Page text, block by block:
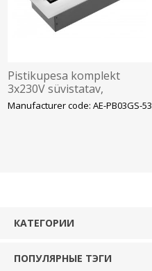
Pistikupesa komplekt
3x230V süvistatav,
222x108x65mm, kroom,
Manufacturer code: AE-PB03GS-53
КАТЕГОРИИ
ПОПУЛЯРНЫЕ ТЭГИ